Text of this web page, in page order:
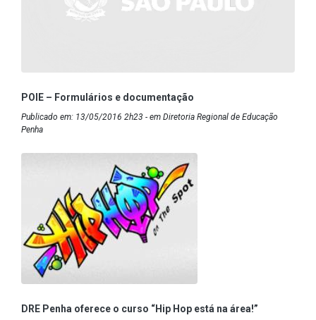
POIE – Formulários e documentação
Publicado em: 13/05/2016 2h23 - em Diretoria Regional de Educação
Penha
DRE Penha oferece o curso “Hip Hop está na área!”